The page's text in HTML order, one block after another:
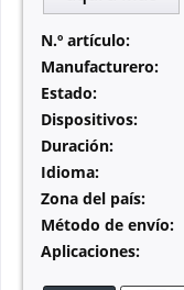
N.º artículo:
Manufacturero:
Estado:
Dispositivos:
Duración:
Idioma:
Zona del país:
Método de envío:
Aplicaciones: